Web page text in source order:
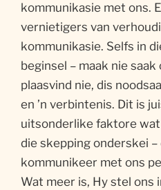
kommunikasie met ons.
vernietigers van
kommunikasie. Selfs in
beginsel – maak nie
plaasvind nie, dis
en ’n verbintenis. Dit is
uitsonderlike faktore wat
die skepping onderskei –
kommunikeer met ons
Wat meer is, Hy stel ons